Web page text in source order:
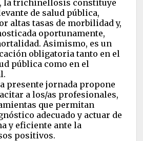
la trichinellosis constituye
de salud pública,
altas tasas de morbilidad y,
oportunamente,
Asimismo, es un
obligatoria tanto en el
pública como en el
presente jornada propone
a los/as profesionales,
que permitan
adecuado y actuar de
y eficiente ante la
positivos.